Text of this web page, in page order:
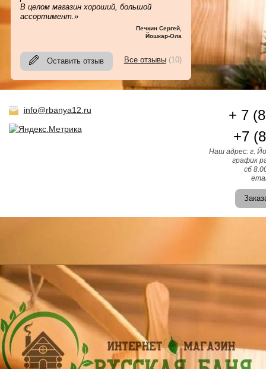
В целом магазин хороший, большой
ассортимент.»
Печкин Сергей,
Йошкар-Ола
Оставить отзыв Все отзывы(10)
info@rbanya12.ru
+ 7
+7
Наш адрес: г.
график
сб